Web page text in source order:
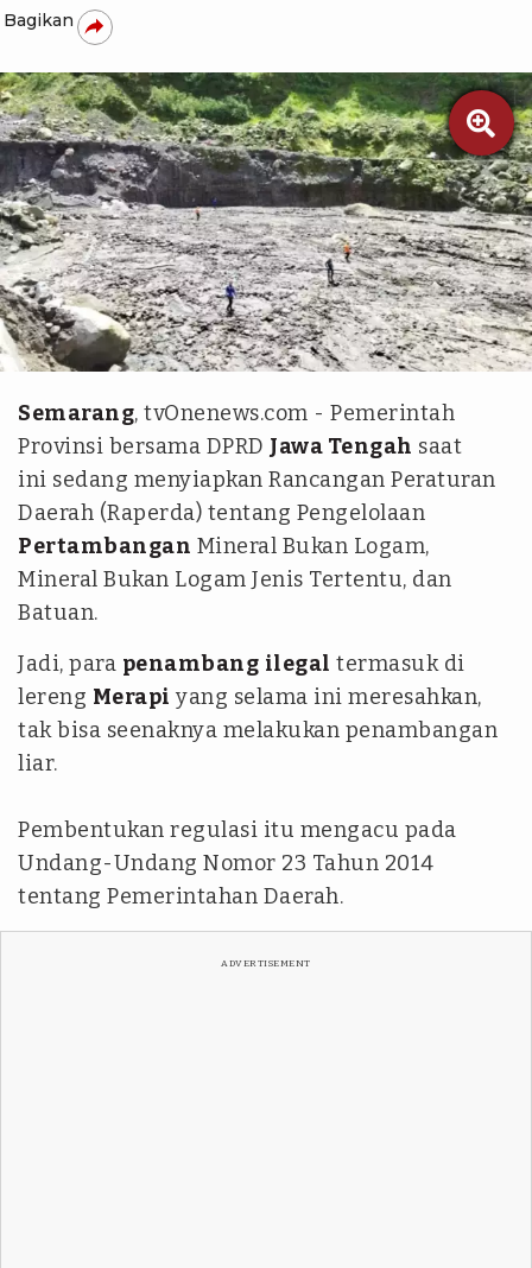
Bagikan

Tim tvOne - Teguh Joko
Semarang, tvOnenews.com - Pemerintah
Provinsi bersama DPRD Jawa Tengah saat
ini sedang menyiapkan Rancangan Peraturan
Daerah (Raperda) tentang Pengelolaan
Pertambangan Mineral Bukan Logam,
Mineral Bukan Logam Jenis Tertentu, dan
Batuan.
Jadi, para penambang ilegal termasuk di
lereng Merapi yang selama ini meresahkan,
tak bisa seenaknya melakukan penambangan
liar.
Pembentukan regulasi itu mengacu pada
Undang-Undang Nomor 23 Tahun 2014
tentang Pemerintahan Daerah.
ADVERTISEMENT